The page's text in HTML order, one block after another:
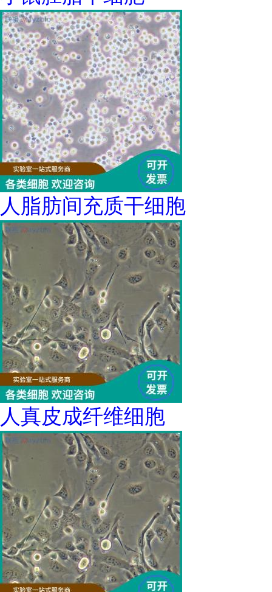
人脂肪间充质干细胞
人真皮成纤维细胞